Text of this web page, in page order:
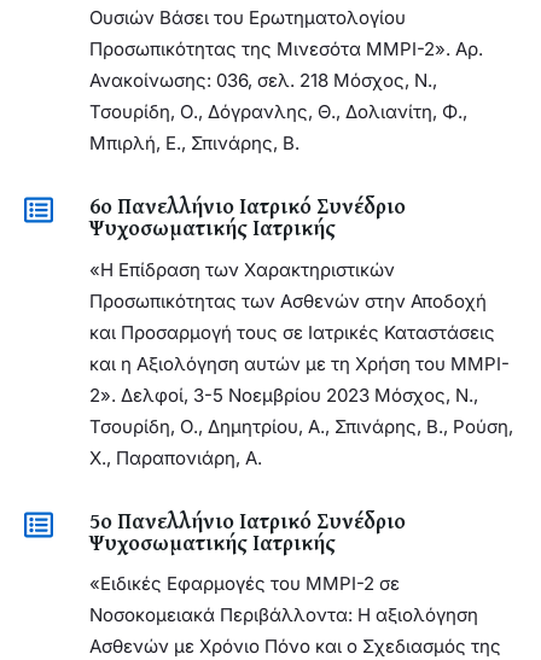
Ουσιών Βάσει του Ερωτηματολογίου
Προσωπικότητας της Μινεσότα MMPI-2». Αρ.
Ανακοίνωσης: 036, σελ. 218 Μόσχος, Ν.,
Τσουρίδη, Ο., Δόγρανλης, Θ., Δολιανίτη, Φ.,
Μπιρλή, Ε., Σπινάρης, Β.
6ο Πανελλήνιο Ιατρικό Συνέδριο
Ψυχοσωματικής Ιατρικής
«Η Επίδραση των Χαρακτηριστικών
Προσωπικότητας των Ασθενών στην Αποδοχή
και Προσαρμογή τους σε Ιατρικές Καταστάσεις
και η Αξιολόγηση αυτών με τη Χρήση του MMPI-
2». Δελφοί, 3-5 Νοεμβρίου 2023 Μόσχος, Ν.,
Τσουρίδη, Ο., Δημητρίου, Α., Σπινάρης, Β., Ρούση,
Χ., Παραπονιάρη, Α.
5ο Πανελλήνιο Ιατρικό Συνέδριο
Ψυχοσωματικής Ιατρικής
«Ειδικές Εφαρμογές του MMPI-2 σε
Νοσοκομειακά Περιβάλλοντα: Η αξιολόγηση
Ασθενών με Χρόνιο Πόνο και ο Σχεδιασμός της